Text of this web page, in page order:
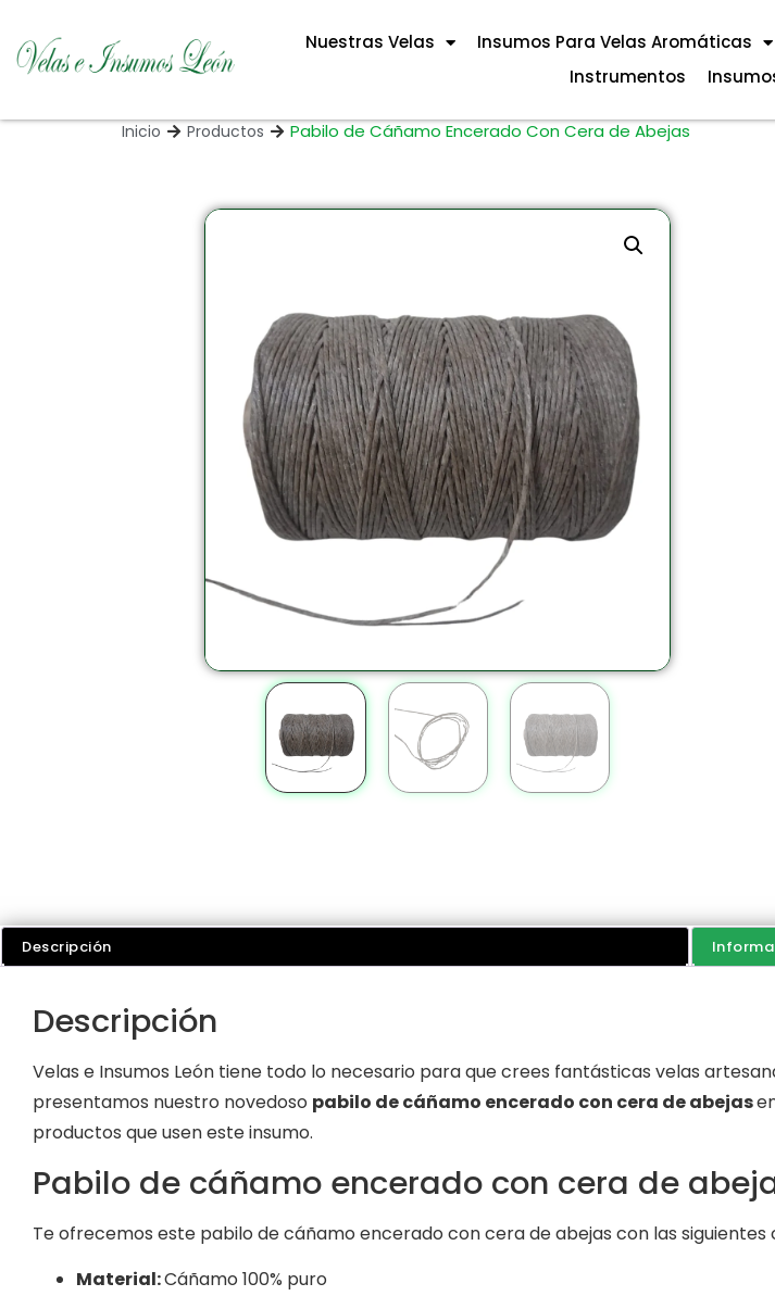
Nuestras Velas Insumos Para Velas Aromáticas
Instrumentos
Inicio Productos Pabilo de Cáñamo Encerado Con Cera de Abejas
Descripción
Descripción
Velas e Insumos León tiene todo lo necesario para que crees fantásticas velas
presentamos nuestro novedoso pabilo de cáñamo encerado con cera de abejas
productos que usen este insumo.
Pabilo de cáñamo encerado con cera de
Te ofrecemos este pabilo de cáñamo encerado con cera de abejas con las
Material:Cáñamo 100% puro